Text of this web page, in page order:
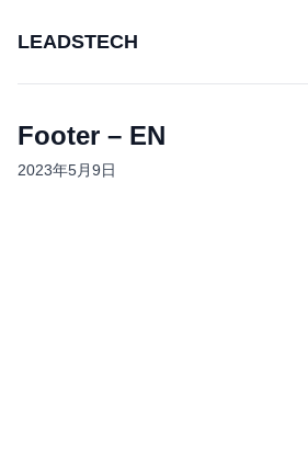
LEADSTECH
Footer – EN
2023年5月9日